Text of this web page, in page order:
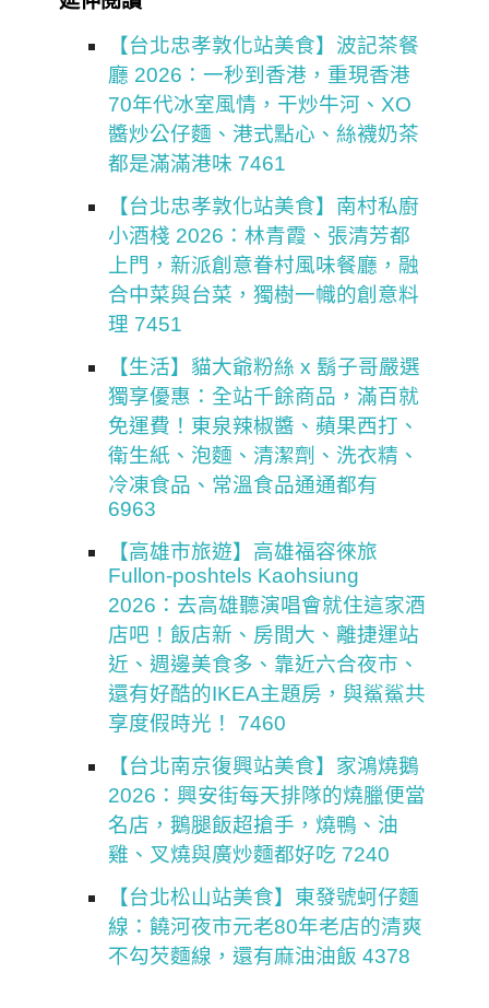
【台北忠孝敦化站美食】波記茶餐
廳 2026：一秒到香港，重現香港
70年代冰室風情，干炒牛河、XO
醬炒公仔麵、港式點心、絲襪奶茶
都是滿滿港味 7461
【台北忠孝敦化站美食】南村私廚
小酒棧 2026：林青霞、張清芳都
上門，新派創意眷村風味餐廳，融
合中菜與台菜，獨樹一幟的創意料
理 7451
【生活】貓大爺粉絲 x 鬍子哥嚴選
獨享優惠：全站千餘商品，滿百就
免運費！東泉辣椒醬、蘋果西打、
衛生紙、泡麵、清潔劑、洗衣精、
冷凍食品、常溫食品通通都有
6963
【高雄市旅遊】高雄福容徠旅
Fullon-poshtels Kaohsiung
2026：去高雄聽演唱會就住這家酒
店吧！飯店新、房間大、離捷運站
近、週邊美食多、靠近六合夜市、
還有好酷的IKEA主題房，與鯊鯊共
享度假時光！ 7460
【台北南京復興站美食】家鴻燒鵝
2026：興安街每天排隊的燒臘便當
名店，鵝腿飯超搶手，燒鴨、油
雞、叉燒與廣炒麵都好吃 7240
【台北松山站美食】東發號蚵仔麵
線：饒河夜市元老80年老店的清爽
不勾芡麵線，還有麻油油飯 4378